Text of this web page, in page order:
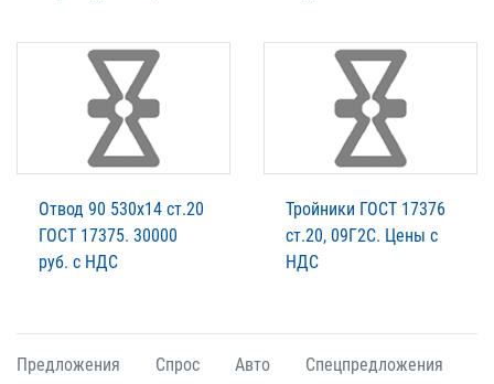
Отвод 90 530х14 ст.20
ГОСТ 17375. 30000
руб. с НДС
Тройники ГОСТ 17376
ст.20, 09Г2С. Цены с
НДС
Предложения Спрос Авто Спецпредложения